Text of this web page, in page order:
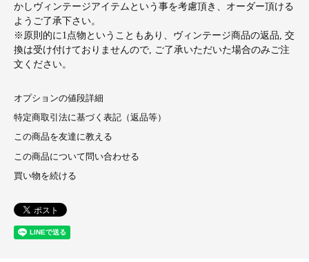
かしヴィンテージアイテムという事を考慮頂き、オーダー頂ける
ようご了承下さい。
※原則的に1点物ということもあり、ヴィンテージ商品の返品, 交
換は受け付けておりませんので, ご了承いただいた場合のみご注
文ください。
オプションの値段詳細
特定商取引法に基づく表記（返品等）
この商品を友達に教える
この商品について問い合わせる
買い物を続ける